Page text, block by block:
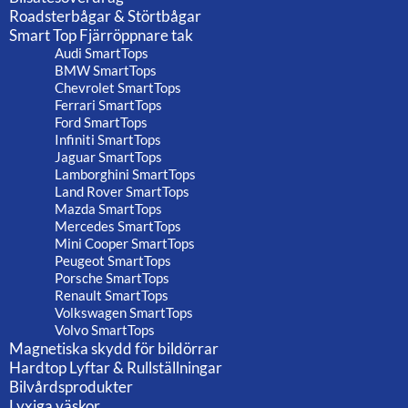
Roadsterbågar & Störtbågar
Smart Top Fjärröppnare tak
Audi SmartTops
BMW SmartTops
Chevrolet SmartTops
Ferrari SmartTops
Ford SmartTops
Infiniti SmartTops
Jaguar SmartTops
Lamborghini SmartTops
Land Rover SmartTops
Mazda SmartTops
Mercedes SmartTops
Mini Cooper SmartTops
Peugeot SmartTops
Porsche SmartTops
Renault SmartTops
Volkswagen SmartTops
Volvo SmartTops
Magnetiska skydd för bildörrar
Hardtop Lyftar & Rullställningar
Bilvårdsprodukter